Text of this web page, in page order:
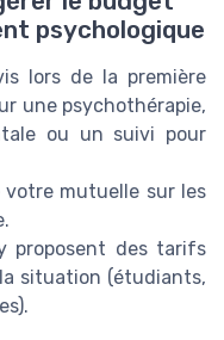
psychologique
lors de la première
une psychothérapie,
ou un suivi pour
votre mutuelle sur les
proposent des tarifs
situation (étudiants,